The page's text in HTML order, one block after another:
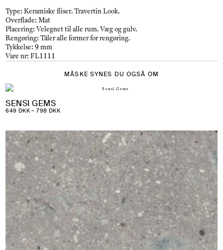
Type:Keramiske fliser.Travertin Look.
Overflade:Mat
Placering:Velegnet til alle rum.Væg og gulv.
Rengøring:Tåler alle former for rengøring.
Tykkelse:9 mm
Vare nr:FL1111
MÅSKE SYNES DU OGSÅ OM
SENSI GEMS
649 DKK – 798 DKKPRISINTERVAL:
798 DKK